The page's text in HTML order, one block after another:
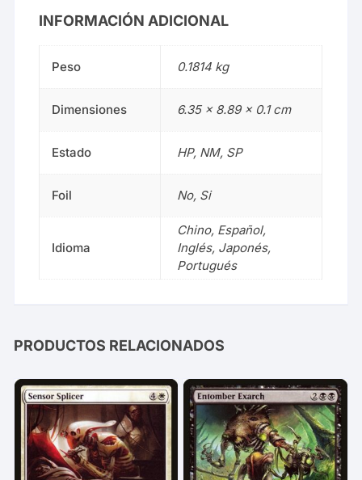
INFORMACIÓN ADICIONAL
Peso 0.1814 kg
Dimensiones 6.35 × 8.89 × 0.1 cm
Estado HP, NM, SP
Foil No, Si
Idioma
Chino, Español,
Inglés, Japonés,
Portugués
PRODUCTOS RELACIONADOS